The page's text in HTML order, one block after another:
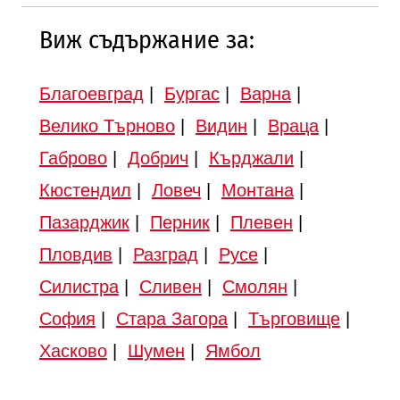
Виж съдържание за:
Благоевград Бургас| Варна|
Велико Търново| Видин Враца|
Габрово| Добрич Кърджали
Кюстендил
Ловеч Монтана|
Пазарджик| Перник| Плевен
Пловдив
Разград Русе|
Силистра| Сливен Смолян
София
Стара Загора| Търговище|
Хасково| Шумен Ямбол